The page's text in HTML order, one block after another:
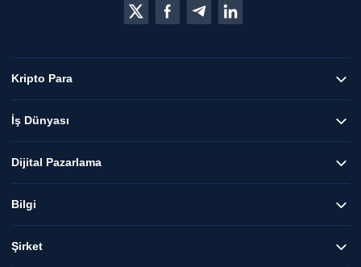
Kripto Para
İş Dünyası
Dijital Pazarlama
Bilgi
Şirket